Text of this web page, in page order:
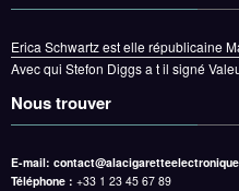
Erica Schwartz est elle républicaine
Avec qui Stefon Diggs a t il signé
Nous trouver
E-mail:
Téléphone : +33 1 23 45 67 89